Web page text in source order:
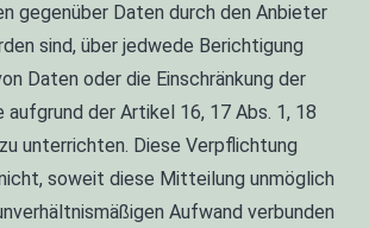
gegenüber Daten durch den Anbieter
sind, über jedwede Berichtigung
Daten oder die Einschränkung der
aufgrund der Artikel 16, 17 Abs. 1, 18
unterrichten. Diese Verpflichtung
soweit diese Mitteilung unmöglich
Aufwand verbunden